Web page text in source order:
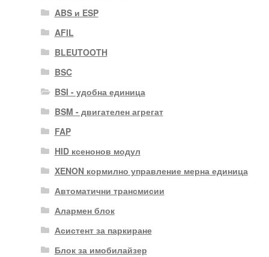
ABS и ESP
AFIL
BLEUTOOTH
BSC
BSI - удобна единица
BSM - двигателен агрегат
FAP
HID ксенонов модул
XENON кормилно управление мерна единица
Автоматични трансмисии
Алармен блок
Асистент за паркиране
Блок за имобилайзер